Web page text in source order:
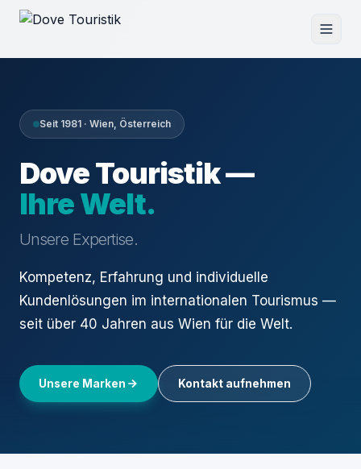
Seit 1981 · Wien, Österreich
Dove Touristik —
Ihre Welt.
Unsere Expertise.
Kompetenz, Erfahrung und individuelle
Kundenlösungen im internationalen Tourismus —
seit über 40 Jahren aus Wien für die Welt.
Unsere Marken Kontakt aufnehmen